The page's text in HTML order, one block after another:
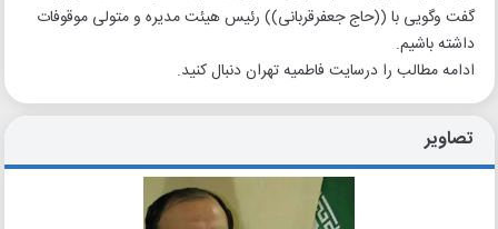
گفت وگویی با ((حاج جعفرقربانی)) رئیس هیئت مدیره و متولی موقوفات
داشته باشیم.
ادامه مطالب را درسایت فاطمیه تهران دنبال کنید.
تصاویر